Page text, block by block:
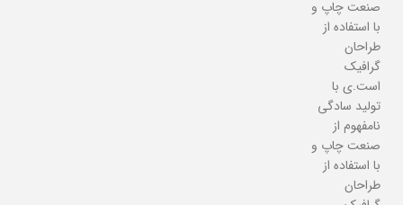
صنعت چاپ و
با استفاده از
طراحان
گرافیک
است.ی با
تولید سادگی
نامفهوم از
صنعت چاپ و
با استفاده از
طراحان